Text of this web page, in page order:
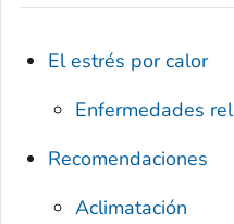
El estrés por calor
Enfermedades
Recomendaciones
Aclimatación